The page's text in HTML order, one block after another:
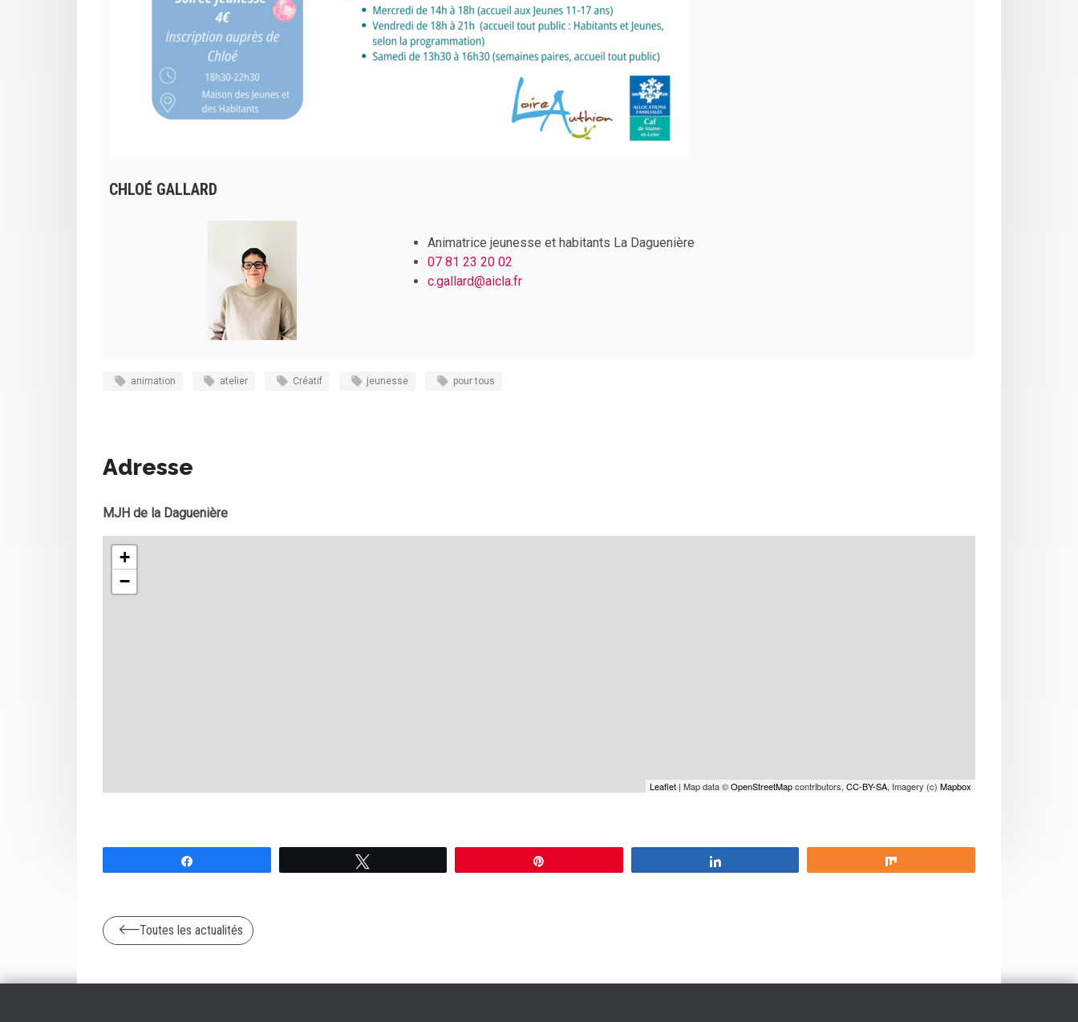
CHLOÉ GALLARD
Animatrice jeunesse et habitants La Daguenière
07 81 23 20 02
c.gallard@aicla.fr
animation atelier Créatif jeunesse pour tous
Adresse
MJH de la Daguenière
+
−
Leaflet | Map data ©OpenStreetMapcontributors, CC-BY-SA, Imagery (c) Mapbox
Toutes les actualités